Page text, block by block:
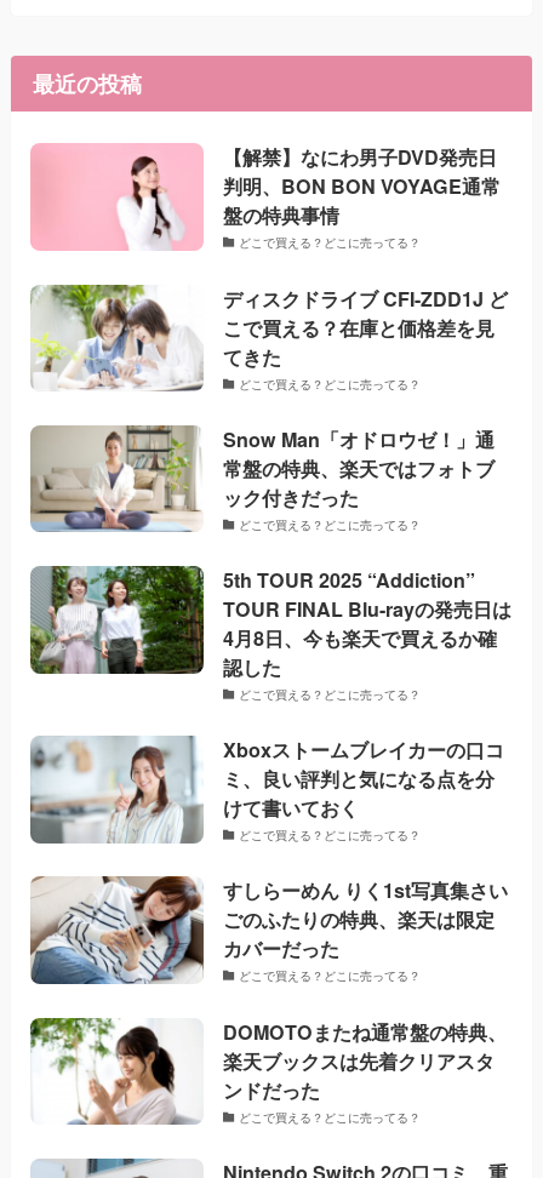
最近の投稿
【解禁】なにわ男子DVD発売日
判明、BON BON VOYAGE通常
盤の特典事情
どこで買える？どこに売ってる？
ディスクドライブ CFI-ZDD1J ど
こで買える？在庫と価格差を見
てきた
どこで買える？どこに売ってる？
Snow Man「オドロウゼ！」通
常盤の特典、楽天ではフォトブ
ック付きだった
どこで買える？どこに売ってる？
5th TOUR 2025 “Addiction”
TOUR FINAL Blu-rayの発売日は
4月8日、今も楽天で買えるか確
認した
どこで買える？どこに売ってる？
Xboxストームブレイカーの口コ
ミ、良い評判と気になる点を分
けて書いておく
どこで買える？どこに売ってる？
すしらーめん りく1st写真集さい
ごのふたりの特典、楽天は限定
カバーだった
どこで買える？どこに売ってる？
DOMOTOまたね通常盤の特典、
楽天ブックスは先着クリアスタ
ンドだった
どこで買える？どこに売ってる？
Nintendo Switch 2の口コミ、重